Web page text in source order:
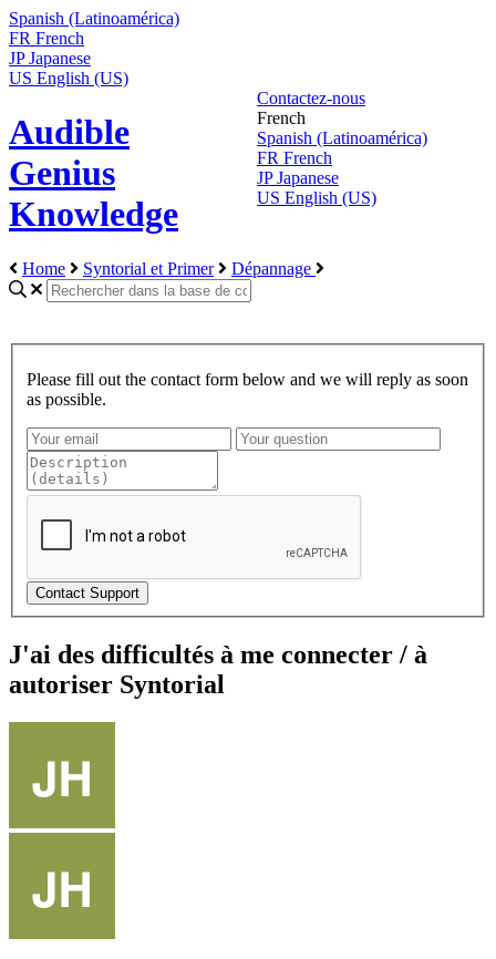
Spanish (Latinoamérica)
FR French
JP Japanese
US English (US)
Audible
Genius
Knowledge
Contactez-nous
French
Spanish (Latinoamérica)
FR French
JP Japanese
US English (US)
Home Syntorial et Primer Dépannage
Please fill out the contact form below and we will reply as soon
as possible.
J'ai des difficultés à me connecter / à
autoriser Syntorial